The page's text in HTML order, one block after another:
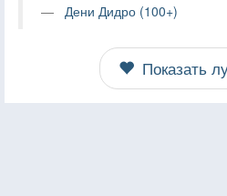
Дени Дидро (100+)
Показать